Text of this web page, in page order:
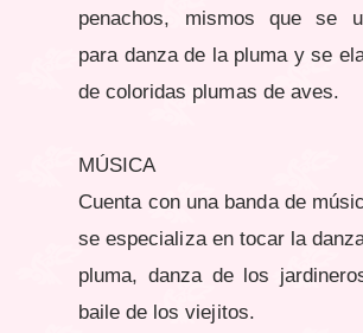
penachos, mismos que se
para danza de la pluma y se
de coloridas plumas de aves.
MÚSICA
Cuenta con una banda de
se especializa en tocar la
pluma, danza de los
baile de los viejitos.